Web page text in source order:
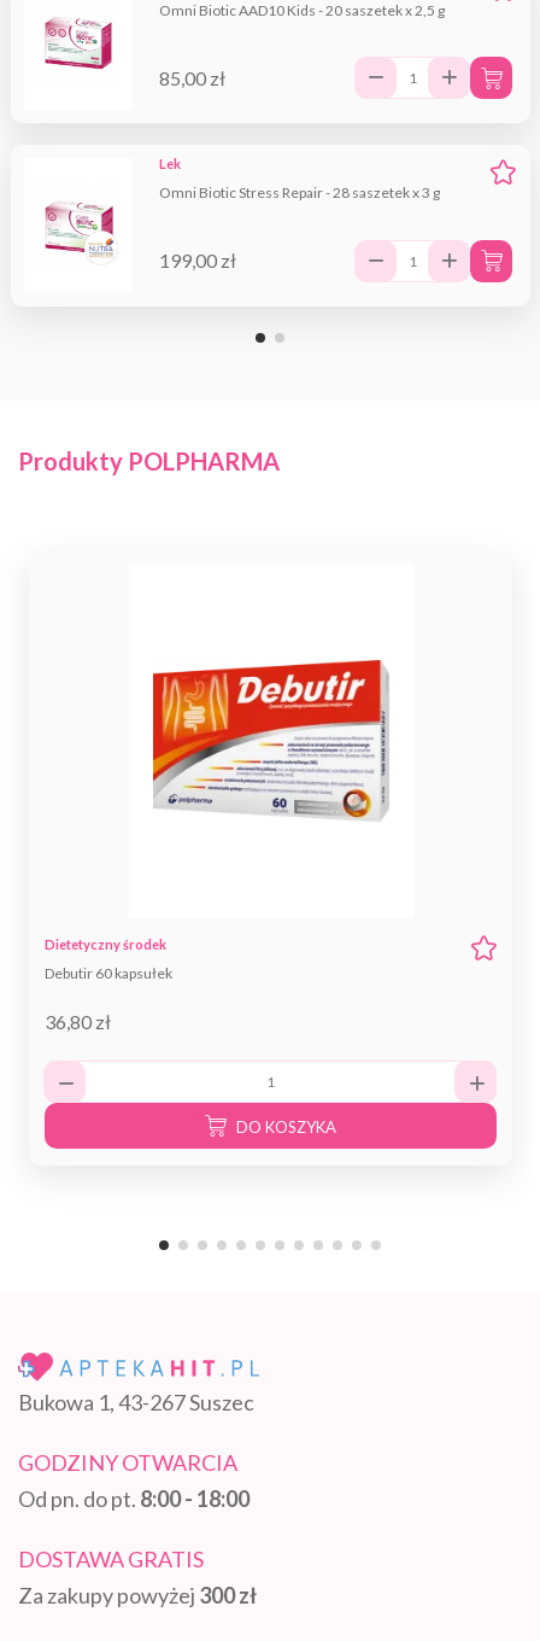
Omni Biotic AAD10 Kids - 20 saszetek x 2,5 g
85,00 zł
Lek
Omni Biotic Stress Repair - 28 saszetek x 3 g
199,00 zł
Produkty POLPHARMA
Dietetyczny środek
przeznaczenia medycznego
Debutir 60 kapsułek
36,80 zł
DO KOSZYKA
Bukowa 1, 43-267 Suszec
GODZINY OTWARCIA
Od pn. do pt. 8:00 - 18:00
DOSTAWA GRATIS
Za zakupy powyżej 300 zł